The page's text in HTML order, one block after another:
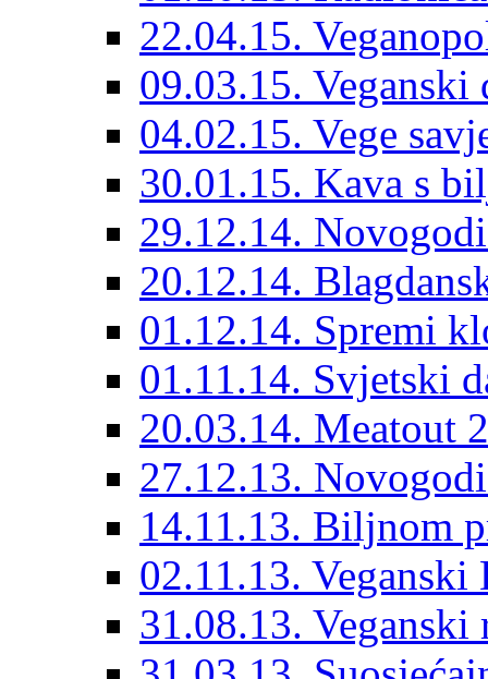
22.04.15.
09.03.15. Veganski
04.02.15. Vege
30.01.15. Kava s
29.12.14.
20.12.14.
01.12.14. Spremi
01.11.14. Svjetski
20.03.14. Meatout
27.12.13.
14.11.13. Biljnom
02.11.13.
31.08.13. Veganski